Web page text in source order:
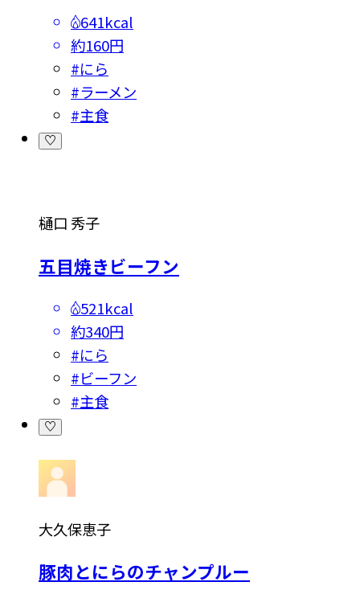
641kcal
約160円
#にら
#ラーメン
#主食
樋口 秀子
五目焼きビーフン
521kcal
約340円
#にら
#ビーフン
#主食
大久保恵子
豚肉とにらのチャンプルー